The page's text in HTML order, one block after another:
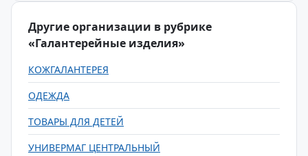
Другие организации в рубрике
«Галантерейные изделия»
КОЖГАЛАНТЕРЕЯ
ОДЕЖДА
ТОВАРЫ ДЛЯ ДЕТЕЙ
УНИВЕРМАГ ЦЕНТРАЛЬНЫЙ